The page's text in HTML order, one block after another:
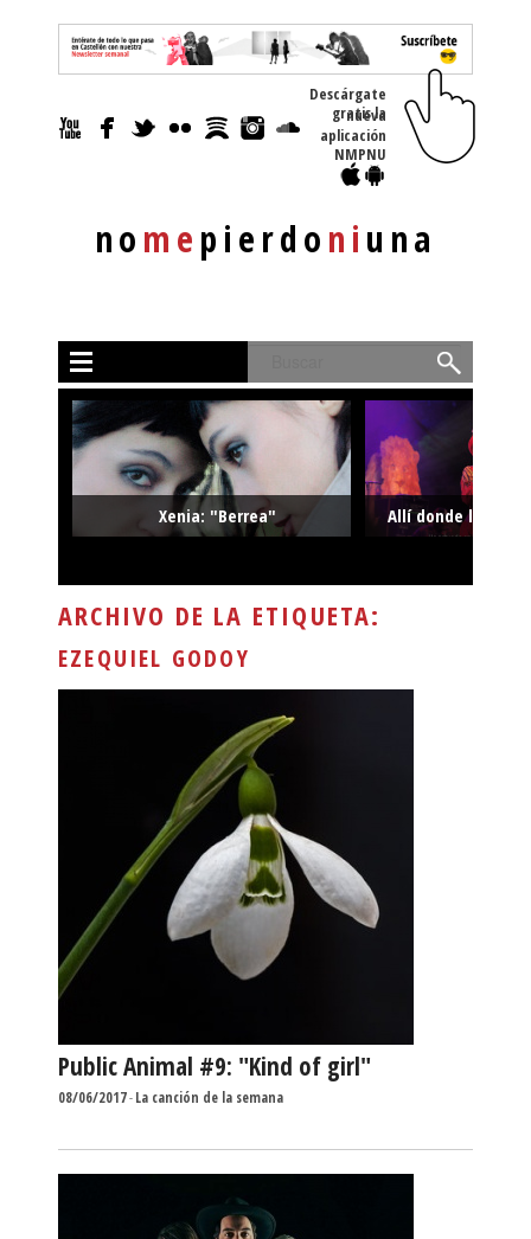
nomepierdoniuna
Descárgate
gratis la nueva
aplicación
NMPNU
Xenia: "Berrea" Allí donde la
ARCHIVO DE LA ETIQUETA:
EZEQUIEL GODOY
Public Animal #9: "Kind of girl"
08/06/2017-La canción de la semana